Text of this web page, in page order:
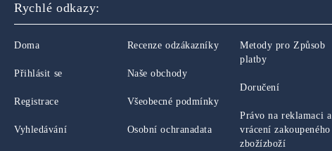
Rychlé odkazy:
Doma
Přihlásit se
Registrace
Vyhledávání
Recenze odzákazníky
Naše obchody
Všeobecné podmínky
Osobní ochranadata
Metody pro Způsob
platby
Doručení
Právo na reklamaci a
vrácení zakoupeného
zbožízboží